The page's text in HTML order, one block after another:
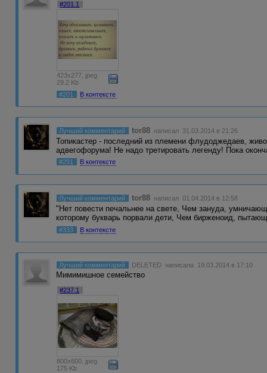
#201.1
423x277, jpeg
29.2 Kb
#201
В контексте
Лучший комментарий tor88 написал 31.03.2014 в 21:26
Топикастер - последний из племени флудоджедаев,
адвегофорума! Не надо третировать легенду! Пока
#291 В контексте
Лучший комментарий tor88 написал 01.04.2014 в 12:58
"Нет повести печальнее на свете, Чем зануда,
которому букварь порвали дети, Чем бирженоид,
#333 В контексте
Лучший комментарий DELETED написала 19.03.2014 в 17:10
Мимимишное семейство
#237.1
800x600, jpeg
175 Kb